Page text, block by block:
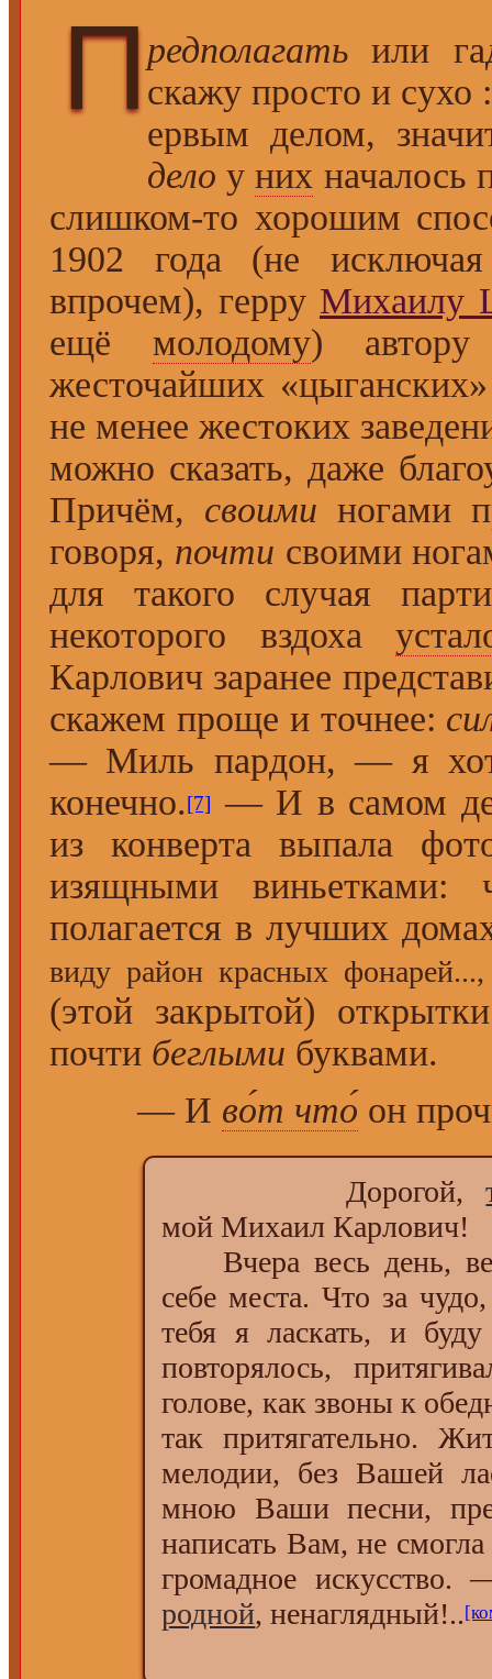
Предполагать или
скажу просто и сухо :
ервым делом,
дело уних началось
слишком-то хорошим
1902 года (не
впрочем), герру Михаилу
ещёмолодому)
жесточайших
не менее жестоких
можно сказать, даже
Причём, своими ногами
говоря, почти своими
для такого случая
некоторого вздоха
Карлович заранее
скажем проще и точнее:
— Миль пардон, — я
конечно.[7]
— И в самом
из конверта выпала
изящными
полагается в лучших
виду район красных
(этой закрытой)
почти беглыми буквами.
— И во́т что́ он
Дорогой,
мой Михаил Карлович!
Вчера весь день,
себе места. Что за
тебя я ласкать, и буду
повторялось,
голове, как звоны к
так притягательно.
мелодии, без Вашей
мною Ваши песни,
написать Вам, не
громадное
родной, ненаглядный!..